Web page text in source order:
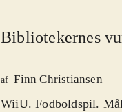
Bibliotekernes
af Finn Christiansen
WiiU. Fodboldspil.